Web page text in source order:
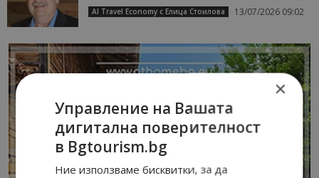
AI Travel Economy с Елица Стоилова 13/07/2026 09:02
×
Управление на Вашата
дигитална поверителност
в Bgtourism.bg
Ние използваме бисквитки, за да